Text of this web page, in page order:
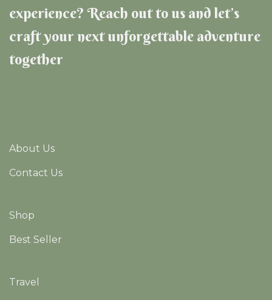
experience? Reach out to us and let’s
craft your next unforgettable adventure
together
About Us
Contact Us
Shop
Best Seller
Travel